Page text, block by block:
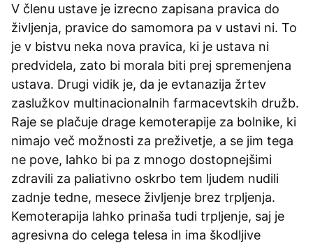
V členu ustave je izrecno zapisana pravica do
življenja, pravice do samomora pa v ustavi ni. To
je v bistvu neka nova pravica, ki je ustava ni
predvidela, zato bi morala biti prej spremenjena
ustava. Drugi vidik je, da je evtanazija žrtev
zaslužkov multinacionalnih farmacevtskih družb.
Raje se plačuje drage kemoterapije za bolnike, ki
nimajo več možnosti za preživetje, a se jim tega
ne pove, lahko bi pa z mnogo dostopnejšimi
zdravili za paliativno oskrbo tem ljudem nudili
zadnje tedne, mesece življenje brez trpljenja.
Kemoterapija lahko prinaša tudi trpljenje, saj je
agresivna do celega telesa in ima škodljive